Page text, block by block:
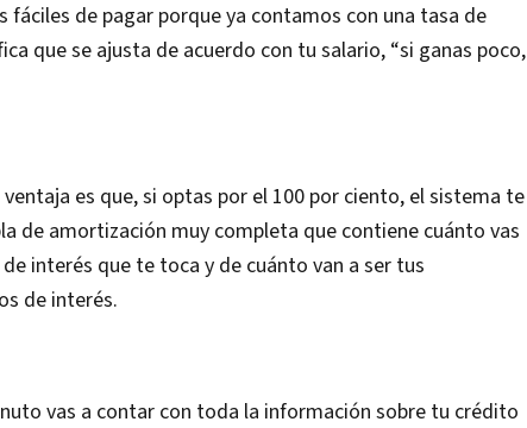
fáciles de pagar porque ya contamos con una tasa de
que se ajusta de acuerdo con tu salario, “si ganas poco,
es que, si optas por el 100 por ciento, el sistema te
de amortización muy completa que contiene cuánto vas
interés que te toca y de cuánto van a ser tus
de interés.
vas a contar con toda la información sobre tu crédito